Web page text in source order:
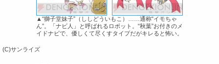
▲“獅子堂妹子”（ししどういもこ）……通称“イモちゃ
ん”。「ナビ人」と呼ばれるロボット。“秋葉”お付きのメ
イドナビで、優しくて尽くすタイプだがキレると怖い。
(C)サンライズ